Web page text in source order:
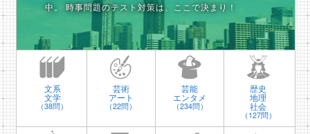
中。
時事問題のテスト対策は、ここで決まり！
文系
文学
（38問）
芸術
アート
（22問）
芸能
エンタメ
（234問）
歴史
地理
社会
（127問）